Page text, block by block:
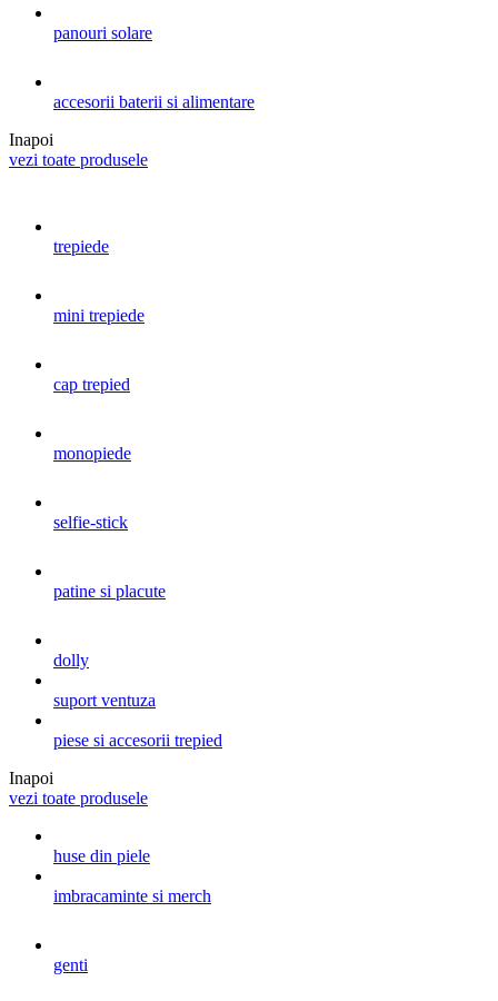
panouri solare
accesorii baterii si alimentare
Inapoi
vezi toate produsele
trepiede
mini trepiede
cap trepied
monopiede
selfie-stick
patine si placute
dolly
suport ventuza
piese si accesorii trepied
Inapoi
vezi toate produsele
huse din piele
imbracaminte si merch
genti